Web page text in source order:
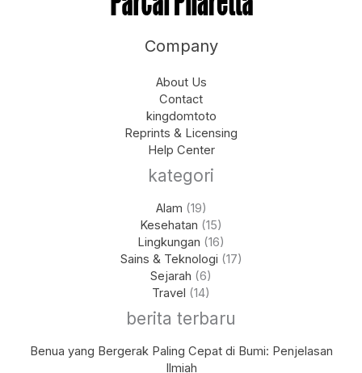
Company
About Us
Contact
kingdomtoto
Reprints & Licensing
Help Center
kategori
Alam (19)
Kesehatan (15)
Lingkungan (16)
Sains & Teknologi (17)
Sejarah (6)
Travel (14)
berita terbaru
Benua yang Bergerak Paling Cepat di Bumi: Penjelasan
Ilmiah